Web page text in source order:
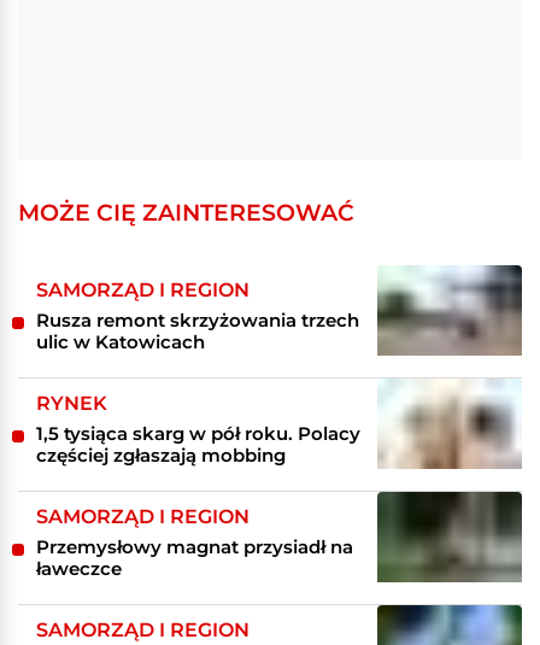
MOŻE CIĘ ZAINTERESOWAĆ
SAMORZĄD I REGION
Rusza remont skrzyżowania trzech
ulic w Katowicach
RYNEK
1,5 tysiąca skarg w pół roku. Polacy
częściej zgłaszają mobbing
SAMORZĄD I REGION
Przemysłowy magnat przysiadł na
ławeczce
SAMORZĄD I REGION